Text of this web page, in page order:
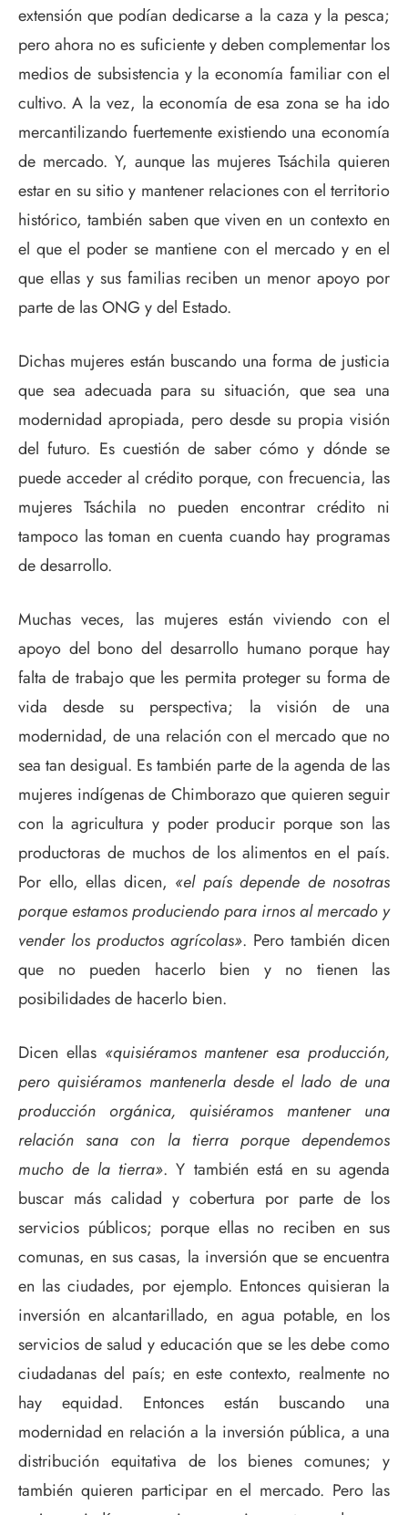
extensión que podían dedicarse a la caza y la pesca;
pero ahora no es suficiente y deben complementar los
medios de subsistencia y la economía familiar con el
cultivo. A la vez, la economía de esa zona se ha ido
mercantilizando fuertemente existiendo una economía
de mercado. Y, aunque las mujeres Tsáchila quieren
estar en su sitio y mantener relaciones con el territorio
histórico, también saben que viven en un contexto en
el que el poder se mantiene con el mercado y en el
que ellas y sus familias reciben un menor apoyo por
parte de las ONG y del Estado.
Dichas mujeres están buscando una forma de justicia
que sea adecuada para su situación, que sea una
modernidad apropiada, pero desde su propia visión
del futuro. Es cuestión de saber cómo y dónde se
puede acceder al crédito porque, con frecuencia, las
mujeres Tsáchila no pueden encontrar crédito ni
tampoco las toman en cuenta cuando hay programas
de desarrollo.
Muchas veces, las mujeres están viviendo con el
apoyo del bono del desarrollo humano porque hay
falta de trabajo que les permita proteger su forma de
vida desde su perspectiva; la visión de una
modernidad, de una relación con el mercado que no
sea tan desigual. Es también parte de la agenda de las
mujeres indígenas de Chimborazo que quieren seguir
con la agricultura y poder producir porque son las
productoras de muchos de los alimentos en el país.
Por ello, ellas dicen, «el país depende de nosotras
porque estamos produciendo para irnos al mercado y
vender los productos agrícolas». Pero también dicen
que no pueden hacerlo bien y no tienen las
posibilidades de hacerlo bien.
Dicen ellas «quisiéramos mantener esa producción,
pero quisiéramos mantenerla desde el lado de una
producción orgánica, quisiéramos mantener una
relación sana con la tierra porque dependemos
mucho de la tierra». Y también está en su agenda
buscar más calidad y cobertura por parte de los
servicios públicos; porque ellas no reciben en sus
comunas, en sus casas, la inversión que se encuentra
en las ciudades, por ejemplo. Entonces quisieran la
inversión en alcantarillado, en agua potable, en los
servicios de salud y educación que se les debe como
ciudadanas del país; en este contexto, realmente no
hay equidad. Entonces están buscando una
modernidad en relación a la inversión pública, a una
distribución equitativa de los bienes comunes; y
también quieren participar en el mercado. Pero las